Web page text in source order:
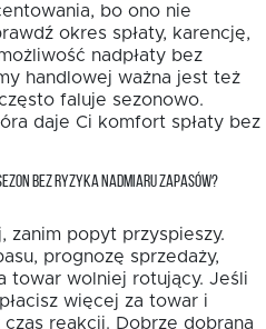
bo ono nie
okres spłaty, karencję,
nadpłaty bez
handlowej ważna jest też
faluje sezonowo.
daje Ci komfort spłaty bez
BEZ RYZYKA NADMIARU ZAPASÓW?
zanim popyt przyspieszy.
prognozę sprzedaży,
towar wolniej rotujący. Jeśli
więcej za towar i
reakcji. Dobrze dobrana